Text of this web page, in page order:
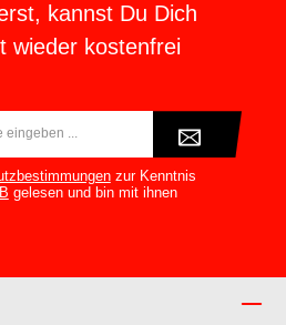
kannst Du Dich
wieder kostenfrei
zur Kenntnis
gelesen und bin mit ihnen